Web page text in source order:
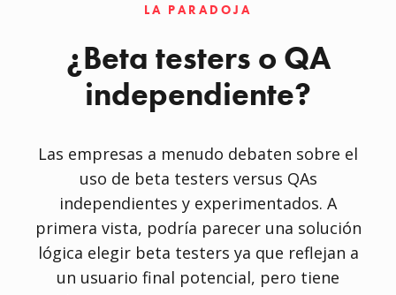
LA PARADOJA
¿Beta testers o QA
independiente?
Las empresas a menudo debaten sobre el
uso de beta testers versus QAs
independientes y experimentados. A
primera vista, podría parecer una solución
lógica elegir beta testers ya que reflejan a
un usuario final potencial, pero tiene